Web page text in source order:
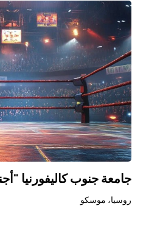
جامعة جنوب كاليفورنيا
روسيا، موسكو